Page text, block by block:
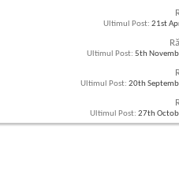
Ultimul Post: 21st
Ultimul Post: 5th
Ultimul Post: 20th
Ultimul Post: 27th